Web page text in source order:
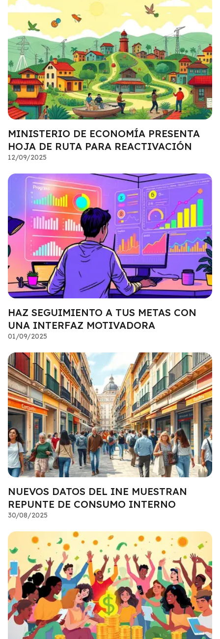
MINISTERIO DE ECONOMÍA PRESENTA
HOJA DE RUTA PARA REACTIVACIÓN
12/09/2025
HAZ SEGUIMIENTO A TUS METAS CON
UNA INTERFAZ MOTIVADORA
01/09/2025
NUEVOS DATOS DEL INE MUESTRAN
REPUNTE DE CONSUMO INTERNO
30/08/2025